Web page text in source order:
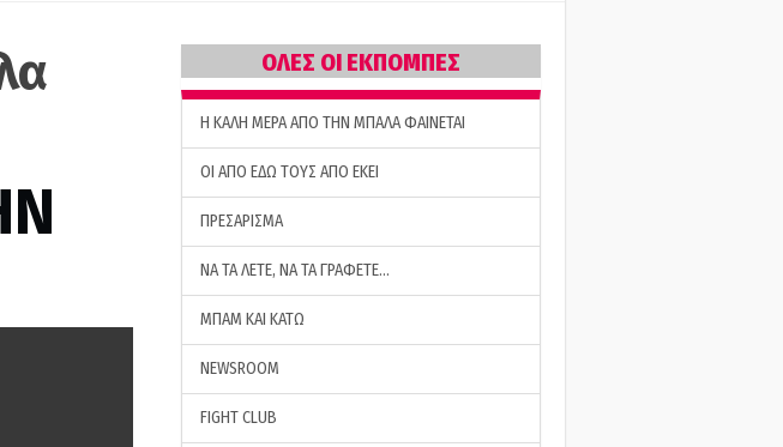
ΟΛΕΣ ΟΙ ΕΚΠΟΜΠΕΣ
H ΚΑΛΗ ΜΕΡΑ ΑΠΟ ΤΗΝ ΜΠΑΛΑ ΦΑΙΝΕΤΑΙ
ΟΙ ΑΠΟ ΕΔΩ ΤΟΥΣ ΑΠΟ ΕΚΕΙ
ΠΡΕΣΑΡΙΣΜΑ
ΝΑ ΤΑ ΛΕΤΕ, ΝΑ ΤΑ ΓΡΑΦΕΤΕ…
ΜΠΑΜ ΚΑΙ ΚΑΤΩ
NEWSROOM
FIGHT CLUB